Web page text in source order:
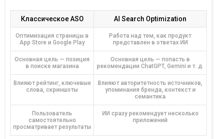
Классическое ASO AI Search Optimization
Оптимизация страницы в
App Store и Google Play
Работа над тем, как продукт
представлен в ответах ИИ
Основная цель — позиция
в поиске магазина
Основная цель — попасть в
рекомендации ChatGPT, Gemini и т. д.
Влияют рейтинг, ключевые
слова, скриншоты
Влияют авторитетность источников,
упоминания бренда, контекст и
семантика
Пользователь
самостоятельно
просматривает результаты
ИИ сразу рекомендует несколько
приложений